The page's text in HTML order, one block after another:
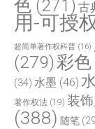
色 (271) 古
用-可授
超简单著作权科普 (16)
(279)彩色
(34) 水墨 (46)
著作权法 (19) 装
(388) 随笔